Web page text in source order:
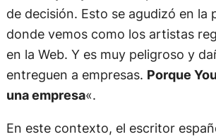
de decisión. Esto se agudizó en la
donde vemos como los artistas
en la Web. Y es muy peligroso y
entreguen a empresas. Porque
una empresa«.
En este contexto, el escritor